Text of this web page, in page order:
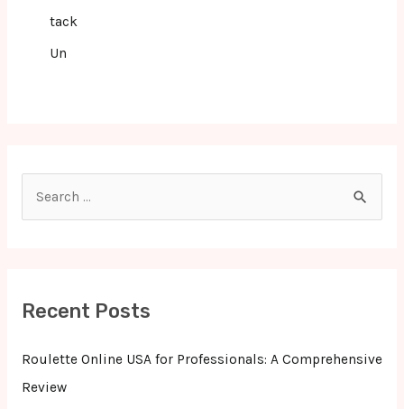
tack
Un
f
o
Recent Posts
Roulette Online USA for Professionals: A Comprehensive
Review